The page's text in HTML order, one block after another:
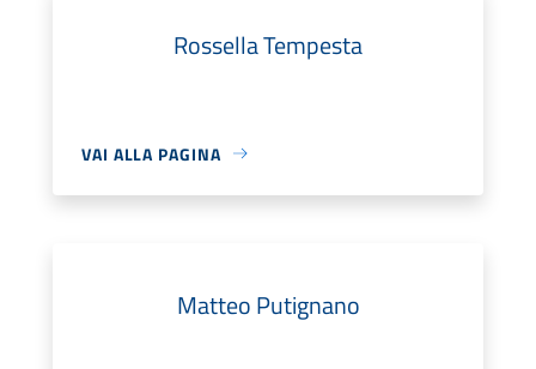
Rossella Tempesta
VAI ALLA PAGINA
Matteo Putignano